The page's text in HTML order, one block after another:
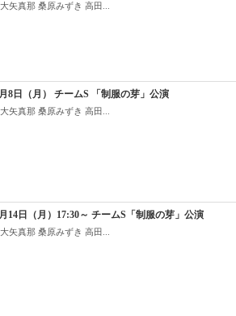
矢真那 桑原みずき 高田...
8日（月） チームS 「制服の芽」公演
矢真那 桑原みずき 高田...
14日（月）17:30～ チームS「制服の芽」公演
矢真那 桑原みずき 高田...